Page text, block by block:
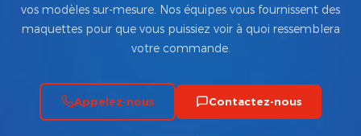
vos modèles sur-mesure. Nos équipes vous fournissent des
maquettes pour que vous puissiez voir à quoi ressemblera
votre commande.
Appelez-nous Contactez-nous